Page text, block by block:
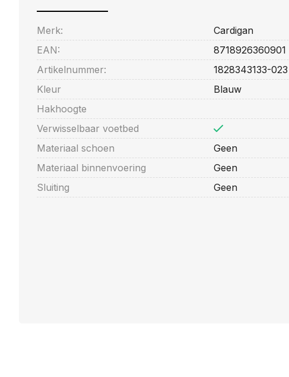
Merk:
Cardigan
EAN:
8718926360901
Artikelnummer:
1828343133-023
Kleur
Blauw
Hakhoogte
Verwisselbaar voetbed
Materiaal schoen
Geen
Materiaal binnenvoering
Geen
Sluiting
Geen